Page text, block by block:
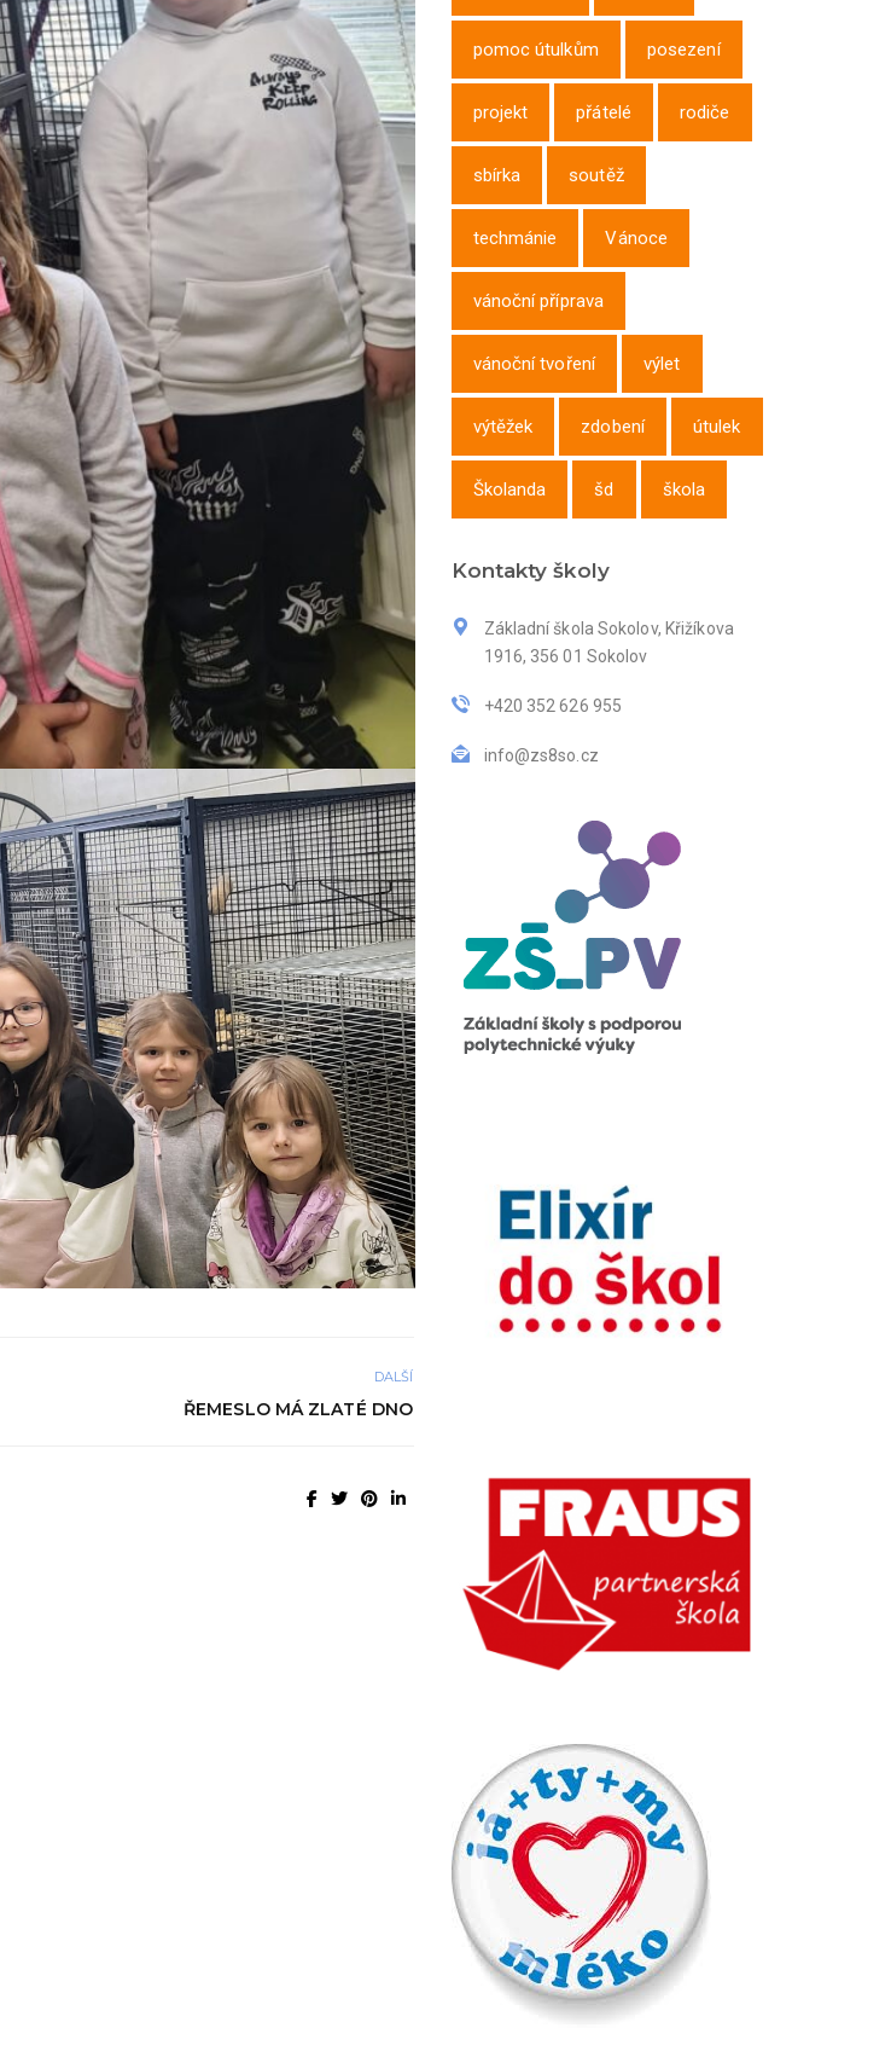
DALŠÍ
ŘEMESLO MÁ ZLATÉ DNO
pomoc útulkům posezení
projekt přátelé rodiče
sbírka soutěž
techmánie Vánoce
vánoční příprava
vánoční tvoření výlet
výtěžek zdobení útulek
Školanda šd škola
Kontakty školy
Základní škola Sokolov, Křižíkova
1916, 356 01 Sokolov
+420 352 626 955
info@zs8so.cz